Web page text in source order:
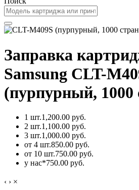
Заправка
Samsung CLT-
(пурпурный, 1000
1 шт.1,200.00 руб.
2 шт.1,100.00 руб.
3 шт.1,000.00 руб.
от 4 шт.850.00 руб.
от 10 шт.750.00 руб.
у нас*750.00 руб.
‹ › ×